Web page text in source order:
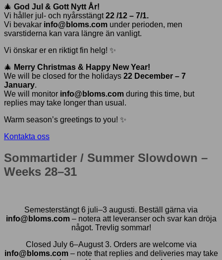
🎄 God Jul & Gott Nytt År!
Vi håller jul- och nyårsstängt22 /12 – 7/1.
Vi bevakar info@bloms.com under perioden, men
svarstiderna kan vara längre än vanligt.
Vi önskar er en riktigt fin helg! ✨
🎄 Merry Christmas & Happy New Year!
We will be closed for the holidays 22 December – 7
January.
We will monitor info@bloms.com during this time, but
replies may take longer than usual.
Warm season’s greetings to you! ✨
Kontakta oss
Sommartider / Summer Slowdown –
Weeks 28–31
Semesterstängt 6 juli–3 augusti. Beställ gärna via
info@bloms.com– notera att leveranser och svar kan dröja
något. Trevlig sommar!
Closed July 6–August 3. Orders are welcome via
info@bloms.com– note that replies and deliveries may take